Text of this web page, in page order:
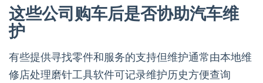
这些公司购车后是否协助汽车维
护
有些提供寻找零件和服务的支持但维护通常由本地维
修店处理磨针工具软件可记录维护历史方便查询